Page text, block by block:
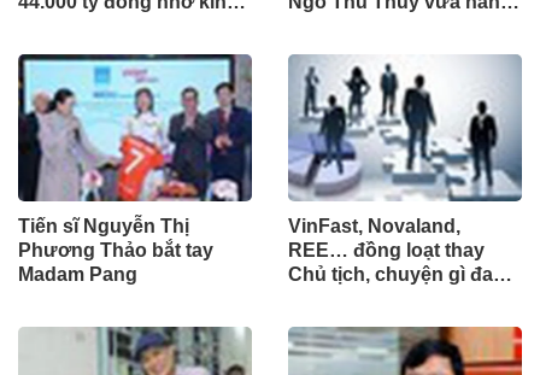
Tiến sĩ Nguyễn Thị
Phương Thảo bắt tay
Madam Pang
VinFast, Novaland,
REE… đồng loạt thay
Chủ tịch, chuyện gì đang